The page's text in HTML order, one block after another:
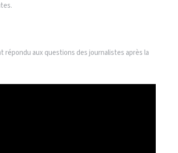
répondu aux questions des journalistes après la